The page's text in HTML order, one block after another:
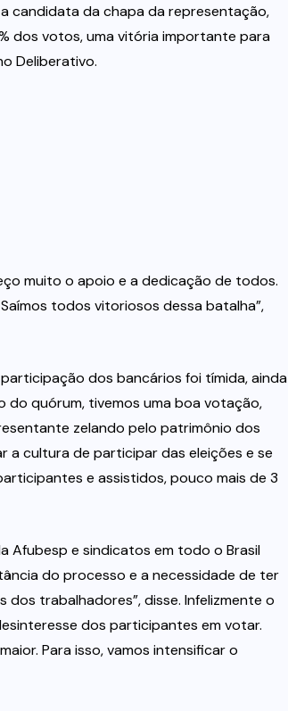
candidata da chapa da representação,
dos votos, uma vitória importante para
Deliberativo.
muito o apoio e a dedicação de todos.
todos vitoriosos dessa batalha”,
dos bancários foi tímida, ainda
do quórum, tivemos uma boa votação,
zelando pelo patrimônio dos
a cultura de participar das eleições e se
e assistidos, pouco mais de 3
Afubesp e sindicatos em todo o Brasil
do processo e a necessidade de ter
trabalhadores”, disse. Infelizmente o
dos participantes em votar.
Para isso, vamos intensificar o